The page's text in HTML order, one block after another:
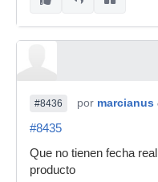
#8436 por marcianus
#8435
Que no tienen fecha
producto